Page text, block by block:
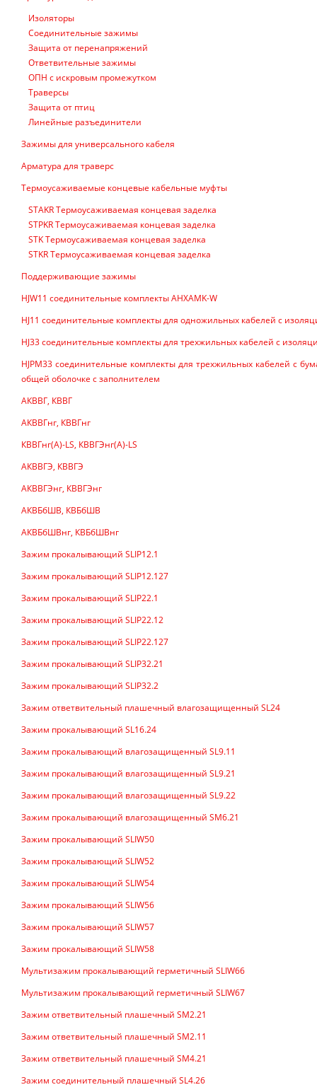
Изоляторы
Соединительные зажимы
Защита от перенапряжений
Ответвительные зажимы
ОПН с искровым промежутком
Траверсы
Защита от птиц
Линейные разъединители
Зажимы для универсального кабеля
Арматура для траверс
Термоусаживаемые концевые кабельные муфты
STAKR Термоусаживаемая концевая заделка
STPKR Термоусаживаемая концевая заделка
STK Термоусаживаемая концевая заделка
STKR Термоусаживаемая концевая заделка
Поддерживающие зажимы
HJW11 соединительные комплекты AHXAMK-W
HJ11 соединительные комплекты для одножильных кабелей с
HJ33 соединительные комплекты для трехжильных кабелей с
HJPM33 соединительные комплекты для трехжильных кабелей с
общей оболочке с заполнителем
АКВВГ, КВВГ
АКВВГнг, КВВГнг
КВВГнг(А)-LS, КВВГЭнг(А)-LS
АКВВГЭ, КВВГЭ
АКВВГЭнг, КВВГЭнг
АКВБбШВ, КВБбШВ
АКВБбШВнг, КВБбШВнг
Зажим прокалывающий SLIP12.1
Зажим прокалывающий SLIP12.127
Зажим прокалывающий SLIP22.1
Зажим прокалывающий SLIP22.12
Зажим прокалывающий SLIP22.127
Зажим прокалывающий SLIP32.21
Зажим прокалывающий SLIP32.2
Зажим ответвительный плашечный влагозащищенный SL24
Зажим прокалывающий SL16.24
Зажим прокалывающий влагозащищенный SL9.11
Зажим прокалывающий влагозащищенный SL9.21
Зажим прокалывающий влагозащищенный SL9.22
Зажим прокалывающий влагозащищенный SM6.21
Зажим прокалывающий SLIW50
Зажим прокалывающий SLIW52
Зажим прокалывающий SLIW54
Зажим прокалывающий SLIW56
Зажим прокалывающий SLIW57
Зажим прокалывающий SLIW58
Мультизажим прокалывающий герметичный SLIW66
Мультизажим прокалывающий герметичный SLIW67
Зажим ответвительный плашечный SM2.21
Зажим ответвительный плашечный SM2.11
Зажим ответвительный плашечный SM4.21
Зажим соединительный плашечный SL4.26